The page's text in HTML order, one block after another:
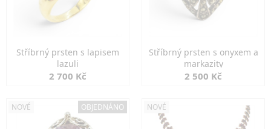
Stříbrný prsten s lapisem
lazuli
2 700 Kč
Stříbrný prsten s onyxem a
markazity
2 500 Kč
NOVÉ OBJEDNÁNO NOVÉ